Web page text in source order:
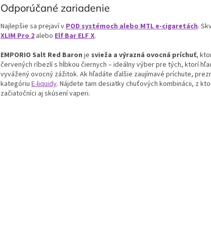
Odporúčané zariadenie
Najlepšie sa prejaví vPOD systémoch alebo MTL e-cigaretách.
XLIM Pro 2 alebo Elf Bar ELF X.
EMPORIO Salt Red Baron je svieža a výrazná ovocná príchuť,
červených ríbezlí s hĺbkou čiernych – ideálny výber pre tých, ktorí
vyvážený ovocný zážitok. Ak hľadáte ďalšie zaujímavé príchute,
kategóriu E-liquidy. Nájdete tam desiatky chuťových kombinácii, z
začiatočníci aj skúsení vaperi.